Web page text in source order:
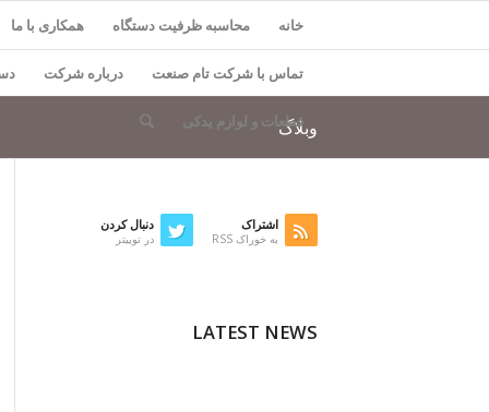
خانه محاسبه ظرفیت دستگاه همکاری با ما
تماس با شرکت تام صنعت درباره شرکت
قطعات و لوازم یدکی
وبلاگ
دنبال کردن
در توییتر
اشتراک
به خوراک RSS
LATEST NEWS